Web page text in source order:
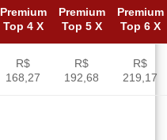
Premium
Top 4 X
Premium
Top 5 X
Premium
Top 6 X
R$
168,27
R$
192,68
R$
219,17